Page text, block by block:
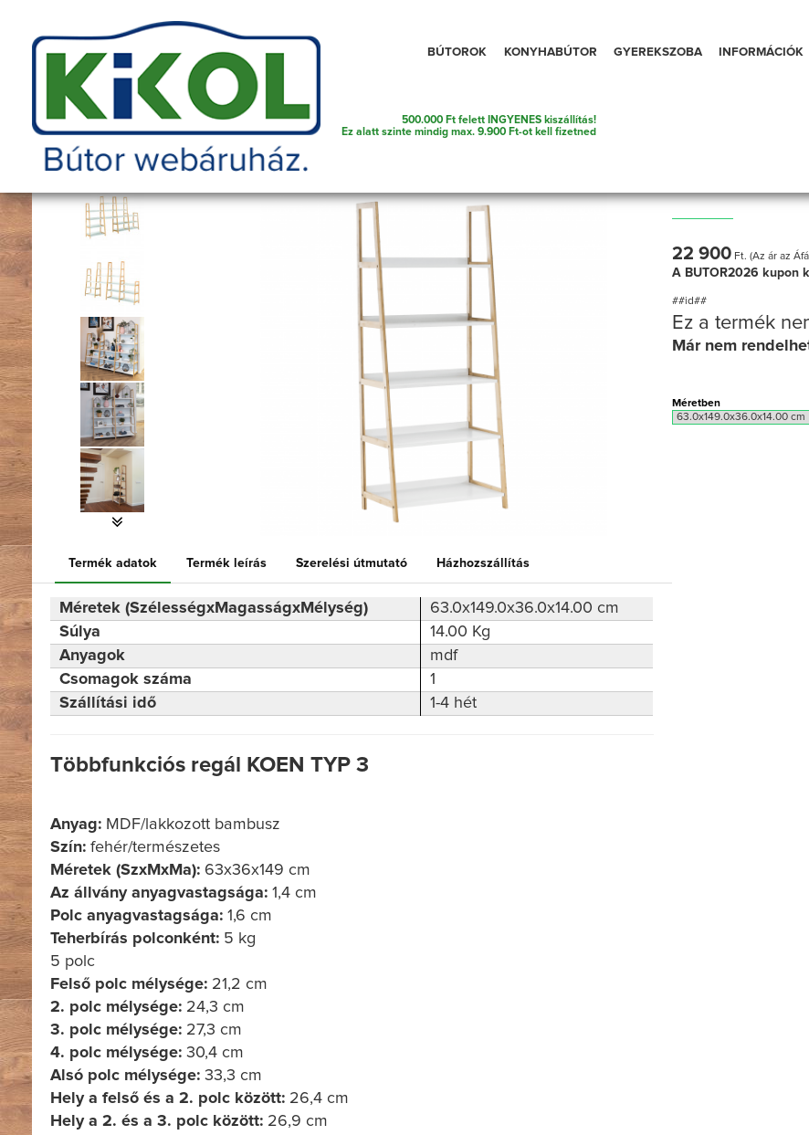
BÚTOROK KONYHABÚTOR GYEREKSZOBA INFORMÁCIÓK
500.000 Ft felett INGYENES kiszállítás!
Ez alatt szinte mindig max. 9.900 Ft-ot kell fizetned
Főoldal Bútorok Nappali bútor Polc és Polcrendszer
Termék adatok Termék leírás Szerelési útmutató Házhozszállítás
Méretek (SzélességxMagasságxMélység)
63.0x149.0x36.0x14.00 cm
Súlya
14.00 Kg
Anyagok
mdf
Csomagok száma
1
Szállítási idő
1-4 hét
Többfunkciós regál KOEN TYP 3
Anyag: MDF/lakkozott bambusz
Szín: fehér/természetes
Méretek (SzxMxMa): 63x36x149 cm
Az állvány anyagvastagsága: 1,4 cm
Polc anyagvastagsága: 1,6 cm
Teherbírás polconként: 5 kg
5 polc
Felső polc mélysége: 21,2 cm
2. polc mélysége: 24,3 cm
3. polc mélysége: 27,3 cm
4. polc mélysége: 30,4 cm
Alsó polc mélysége: 33,3 cm
Hely a felső és a 2. polc között: 26,4 cm
Hely a 2. és a 3. polc között: 26,9 cm
22 900Ft. (Az ár az
A BUTOR2026 kupon
##id##
Ez a termék
Már nem
Méretben